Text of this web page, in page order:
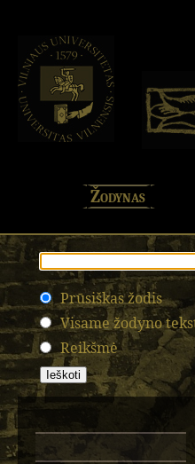
Žodynas
Prūsiškas žodis
Visame žodyno
Reikšmė